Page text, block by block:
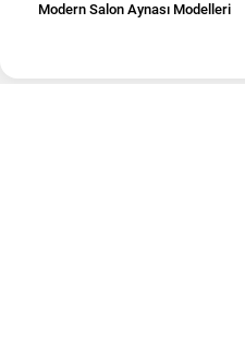
Modern Salon Aynası Modelleri